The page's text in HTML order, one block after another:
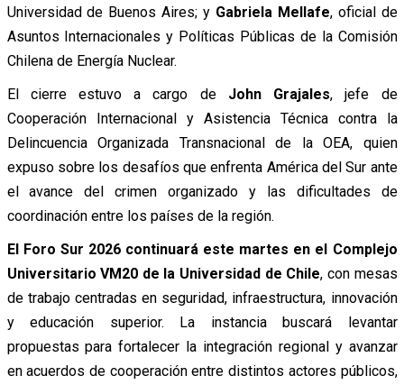
Universidad de Buenos Aires; y Gabriela Mellafe, oficial de
Asuntos Internacionales y Políticas Públicas de la Comisión
Chilena de Energía Nuclear.
El cierre estuvo a cargo de John Grajales, jefe de
Cooperación Internacional y Asistencia Técnica contra la
Delincuencia Organizada Transnacional de la OEA, quien
expuso sobre los desafíos que enfrenta América del Sur ante
el avance del crimen organizado y las dificultades de
coordinación entre los países de la región.
El Foro Sur 2026 continuará este martes en el Complejo
Universitario VM20 de la Universidad de Chile, con mesas
de trabajo centradas en seguridad, infraestructura, innovación
y educación superior. La instancia buscará levantar
propuestas para fortalecer la integración regional y avanzar
en acuerdos de cooperación entre distintos actores públicos,